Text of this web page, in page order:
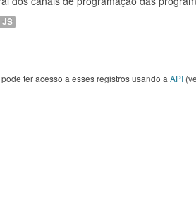
JS
ter acesso a esses registros usando a API